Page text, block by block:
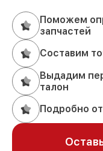
Поможем
запчастей
Составим
Выдадим
талон
Подробно